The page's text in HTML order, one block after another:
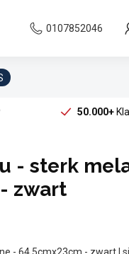
0107852046
50.000+
- sterk
zwart